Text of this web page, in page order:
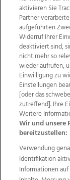
Wir über uns
Datenschutz
AGB Website
Weitere
TV1
aktivieren Sie
Partner
aufgeführten
Widerruf Ihrer
deaktiviert sind,
nicht mehr so
wieder aufrufen,
Einwilligung zu
Einstellungen
[oder das
zutreffend]. Ihre
Weitere
Wir und unsere
bereitzustellen:
Verwendung
Identifikation
Informationen